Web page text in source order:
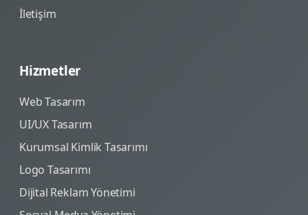
İletişim
Hizmetler
Web Tasarım
UI/UX Tasarım
Kurumsal Kimlik Tasarımı
Logo Tasarımı
Dijital Reklam Yönetimi